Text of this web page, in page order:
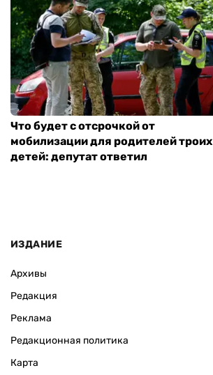
Что будет с отсрочкой от
мобилизации для родителей троих
детей: депутат ответил
ИЗДАНИЕ
Архивы
Редакция
Реклама
Редакционная политика
Карта